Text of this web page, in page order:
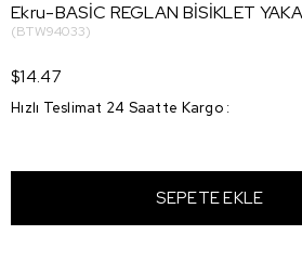
Ekru-BASİC REGLAN BİSİKLET
(BTW94033)
$14.47
Hızlı Teslimat 24 Saatte Kargo :